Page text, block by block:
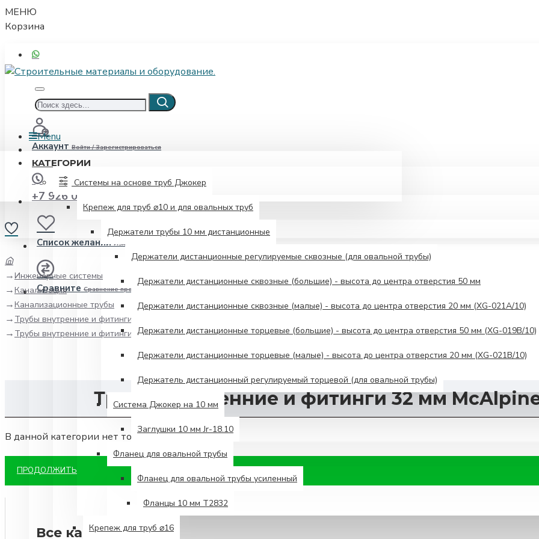
МЕНЮ
Корзина
Аккаунт Войти / Зарегистрироваться
Список желаний Изменить свой список желаний
Сравните Сравнение продуктов
Menu
КАТЕГОРИИ
Системы на основе труб Джокер
Крепеж для труб ⌀10 и для овальных труб
Держатели трубы 10 мм дистанционные
Держатели дистанционные регулируемые сквозные (для овальной трубы)
Держатели дистанционные сквозные (большие) - высота до центра отверстия 50 мм
Держатели дистанционные сквозные (малые) - высота до центра отверстия 20 мм (XG-021A/10)
Держатели дистанционные торцевые (большие) - высота до центра отверстия 50 мм (XG-019B/10)
Держатели дистанционные торцевые (малые) - высота до центра отверстия 20 мм (XG-021B/10)
Держатель дистанционный регулируемый торцевой (для овальной трубы)
Система Джокер на 10 мм
Заглушки 10 мм Jr-18.10
Фланец для овальной трубы
Фланец для овальной трубы усиленный
Фланцы 10 мм Т2832
Крепеж для труб ⌀16
+7 926 052-00-08
Инженерные системы
Канализация
Канализационные трубы
Трубы внутренние и фитинги 32 мм
Трубы внутренние и фитинги 32 мм McAlpine
Трубы внутренние и фитинги 32 мм
В данной категории нет товаров.
ПРОДОЛЖИТЬ
Все категории